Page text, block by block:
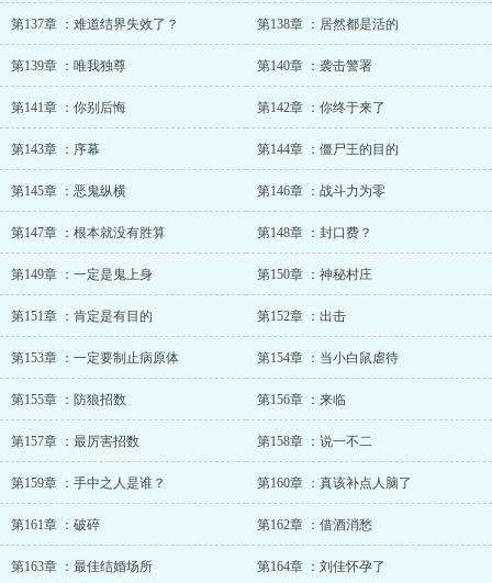
第137章 ：难道结界失效了？ 第138章 ：居然都是活的
第139章 ：唯我独尊 第140章 ：袭击警署
第141章 ：你别后悔 第142章 ：你终于来了
第143章 ：序幕 第144章 ：僵尸王的目的
第145章 ：恶鬼纵横 第146章 ：战斗力为零
第147章 ：根本就没有胜算 第148章 ：封口费？
第149章 ：一定是鬼上身 第150章 ：神秘村庄
第151章 ：肯定是有目的 第152章 ：出击
第153章 ：一定要制止病原体 第154章 ：当小白鼠虐待
第155章 ：防狼招数 第156章 ：来临
第157章 ：最厉害招数 第158章 ：说一不二
第159章 ：手中之人是谁？ 第160章 ：真该补点人脑了
第161章 ：破碎 第162章 ：借酒消愁
第163章 ：最佳结婚场所 第164章 ：刘佳怀孕了